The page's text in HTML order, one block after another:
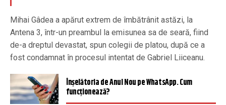
Mihai Gâdea a apărut extrem de îmbătrânit astăzi, la
Antena 3, într-un preambul la emisunea sa de seară, fiind
de-a dreptul devastat, spun colegii de platou, după ce a
fost condamnat în procesul intentat de Gabriel Liiceanu.
Înșelătoria de Anul Nou pe WhatsApp. Cum
funcționează?